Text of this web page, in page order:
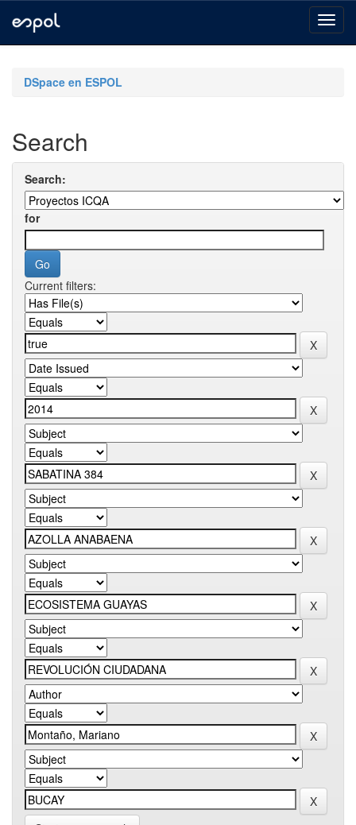
navigationDSpace en ESPOL
Search
Search:
for
Current filters: